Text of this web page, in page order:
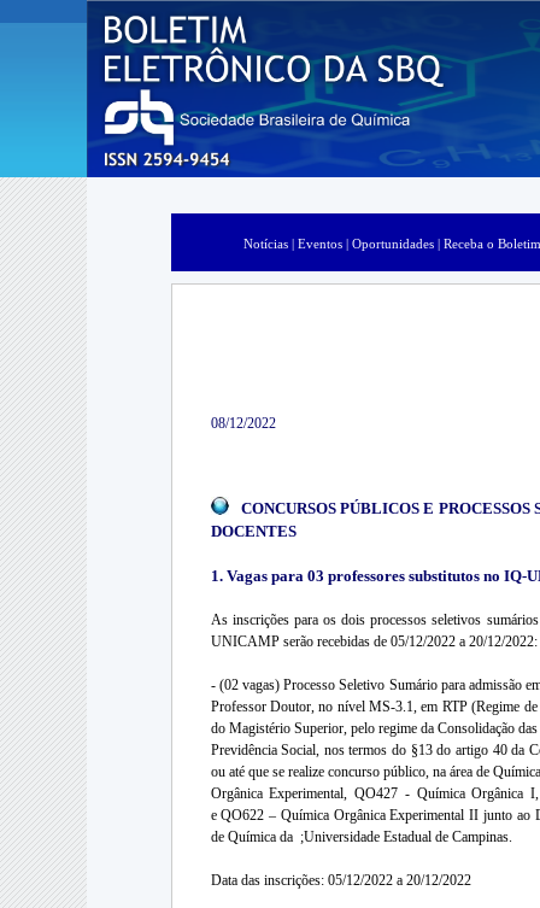
Notícias | Eventos | Oportunidades | Receba o
08/12/2022
CONCURSOS PÚBLICOS E
DOCENTES
1. Vagas para 03 professores substitutos no IQ-
As inscrições para os dois processos seletivos
UNICAMP serão recebidas de 05/12/2022 a 20/12/2022:
- (02 vagas) Processo Seletivo Sumário para admissão
Professor Doutor, no nível MS-3.1, em RTP (Regime
do Magistério Superior, pelo regime da Consolidação
Previdência Social, nos termos do §13 do artigo 40 da
ou até que se realize concurso público, na área de
Orgânica Experimental, QO427 - Química Orgânica
e QO622 – Química Orgânica Experimental II junto ao
de Química da ;Universidade Estadual de Campinas.
Data das inscrições: 05/12/2022 a 20/12/2022